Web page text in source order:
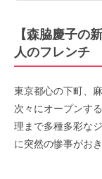
【森脇慶子の
人のフレンチ
東京都心の下町、
次々にオープンす
理まで多種多彩な
に突然の惨事がお